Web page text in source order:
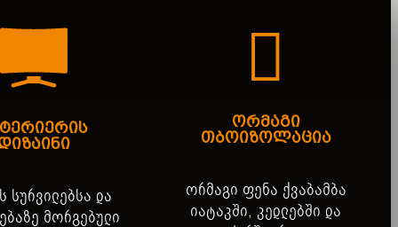
სურვილებსა და
მორგებული
ორმაგი
თბოიზოლაცია
ორმაგი ფენა ქვაბამბა
იატაკში, კედლებში და